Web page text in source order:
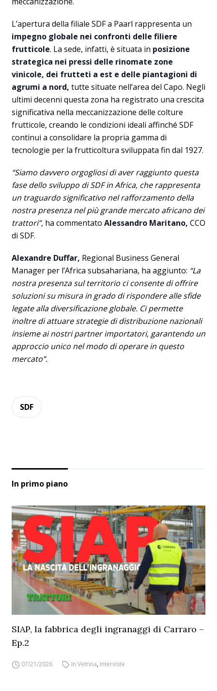
L’apertura della filiale SDF a Paarl rappresenta un
impegno globale nei confronti delle filiere
frutticole. La sede, infatti, è situata in posizione
strategica nei pressi delle rinomate zone
vinicole, dei frutteti a est e delle piantagioni di
agrumi a nord, tutte situate nell’area del Capo. Negli
ultimi decenni questa zona ha registrato una crescita
significativa nella meccanizzazione delle colture
frutticole, creando le condizioni ideali affinché SDF
continui a consolidare la propria gamma di
tecnologie per la frutticoltura sviluppata fin dal 1927.
“Siamo davvero orgogliosi di aver raggiunto questa
fase dello sviluppo di SDF in Africa, che rappresenta
un traguardo significativo nel rafforzamento della
nostra presenza nel più grande mercato africano dei
trattori”, ha commentato Alessandro Maritano, CCO
di SDF.
Alexandre Duffar, Regional Business General
Manager per l’Africa subsahariana, ha aggiunto: “La
nostra presenza sul territorio ci consente di offrire
soluzioni su misura in grado di rispondere alle sfide
legate alla diversificazione globale. Ci permette
inoltre di attuare strategie di distribuzione nazionali
insieme ai nostri partner importatori, garantendo un
approccio unico nel modo di operare in questo
mercato”.
SDF
In primo piano
SIAP, la fabbrica degli ingranaggi di Carraro –
Ep.2
07/21/2026 In Vetrina, Interviste